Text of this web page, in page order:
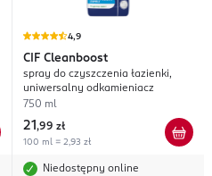
4,9
CIF Cleanboost
spray do czyszczenia łazienki,
uniwersalny odkamieniacz
750 ml
21 ,99 zł
100 ml = 2,93 zł
Niedostępny online